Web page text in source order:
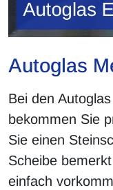
Autoglas
Bei den
bekommen Sie
Sie einen
Scheibe
einfach